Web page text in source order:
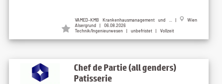
VAMED-KMB Krankenhausmanagement und ... |
Wien
Alsergrund | 06.08.2026
Technik/Ingenieurwesen | unbefristet | Vollzeit
Chef de Partie (all genders)
Patisserie